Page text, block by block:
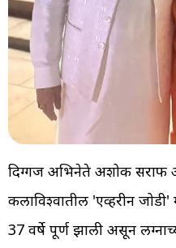
दिग्गज अभिनेते अशोक सराफ
कलाविश्वातील 'एव्हरग्रीन
37 वर्षे पूर्ण झाली असून